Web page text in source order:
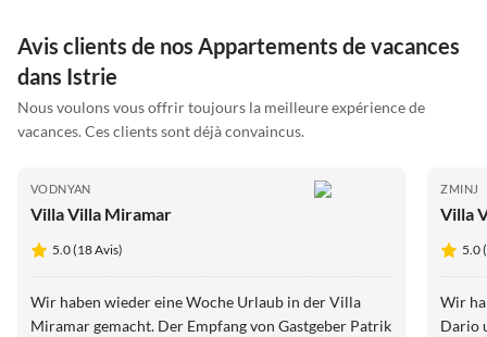
Avis clients de nos Appartements de vacances
dans Istrie
Nous voulons vous offrir toujours la meilleure expérience de
vacances. Ces clients sont déjà convaincus.
VODNYAN
Villa Villa Miramar
5.0 (18 Avis)
Wir haben wieder eine Woche Urlaub in der Villa
Miramar gemacht. Der Empfang von Gastgeber Patrik
ZMINJ
Villa
5.0
Wir
Dario